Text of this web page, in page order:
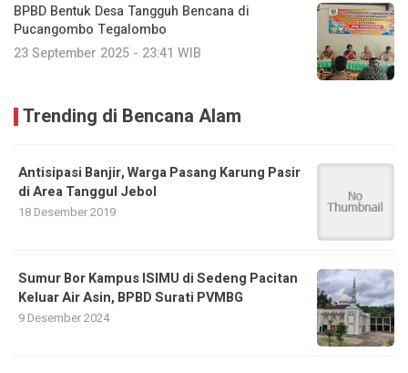
BPBD Bentuk Desa Tangguh Bencana di
Pucangombo Tegalombo
23 September 2025 - 23:41 WIB
Trending di Bencana Alam
Antisipasi Banjir, Warga Pasang Karung Pasir
di Area Tanggul Jebol
18 Desember 2019
Sumur Bor Kampus ISIMU di Sedeng Pacitan
Keluar Air Asin, BPBD Surati PVMBG
9 Desember 2024